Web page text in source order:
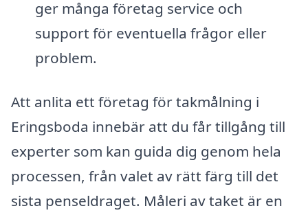
ger många företag service och
support för eventuella frågor eller
problem.
Att anlita ett företag för takmålning i
Eringsboda innebär att du får tillgång till
experter som kan guida dig genom hela
processen, från valet av rätt färg till det
sista penseldraget. Måleri av taket är en